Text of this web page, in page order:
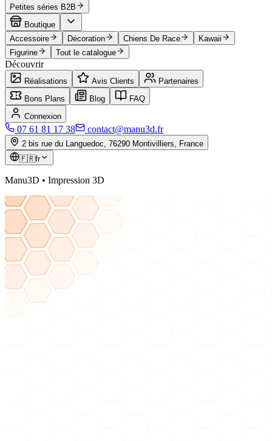
Petites séries B2B
Boutique
Accessoire
Décoration Chiens De Race
Kawaii
Figurine
Tout le catalogue
Découvrir
Réalisations Avis Clients
Partenaires
Bons Plans
Blog
FAQ
Connexion
07 61 81 17 38 contact@manu3d.fr
2 bis rue du Languedoc, 76290 Montivilliers, France
🇫🇷fr
Manu3D • Impression 3D